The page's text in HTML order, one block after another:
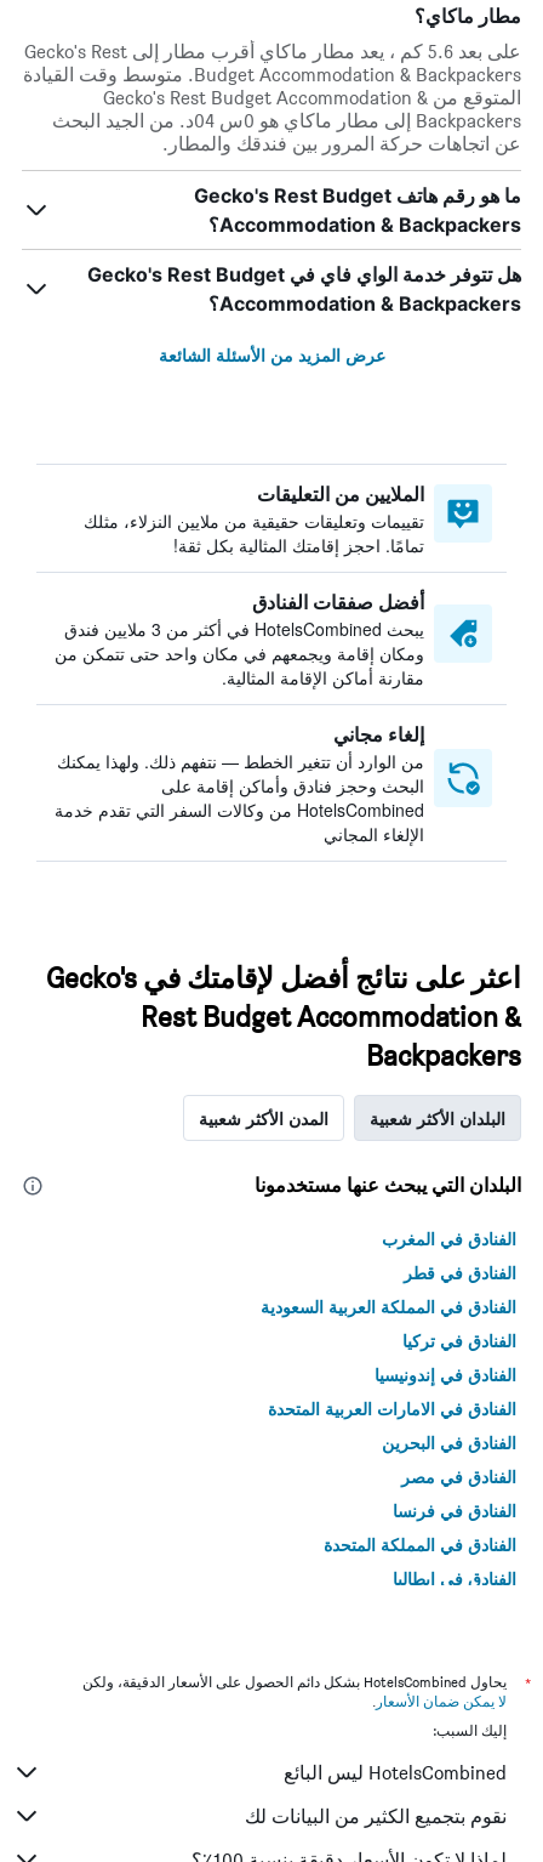
مطار ماكاي؟
على بعد 5.6 كم ، يعد مطار ماكاي أقرب مطار إلى Gecko's Rest
Budget Accommodation & Backpackers. متوسط وقت القيادة
المتوقع من Gecko's Rest Budget Accommodation &
Backpackers إلى مطار ماكاي هو 0س 04د. من الجيد البحث
عن اتجاهات حركة المرور بين فندقك والمطار.
ما هو رقم هاتف Gecko's Rest Budget
Accommodation & Backpackers؟
هل تتوفر خدمة الواي فاي في Gecko's Rest Budget
Accommodation & Backpackers؟
عرض المزيد من الأسئلة الشائعة
الملايين من التعليقات
تقييمات وتعليقات حقيقية من ملايين النزلاء، مثلك
تمامًا. احجز إقامتك المثالية بكل ثقة!
أفضل صفقات الفنادق
يبحث HotelsCombined في أكثر من 3 ملايين فندق
ومكان إقامة ويجمعهم في مكان واحد حتى تتمكن من
مقارنة أماكن الإقامة المثالية.
إلغاء مجاني
من الوارد أن تتغير الخطط — نتفهم ذلك. ولهذا يمكنك
البحث وحجز فنادق وأماكن إقامة على
HotelsCombined من وكالات السفر التي تقدم خدمة
الإلغاء المجاني
اعثر على نتائج أفضل لإقامتك في Gecko's
Rest Budget Accommodation &
Backpackers
البلدان الأكثر شعبية المدن الأكثر شعبية
البلدان التي يبحث عنها مستخدمونا
الفنادق في المغرب
الفنادق في قطر
الفنادق في المملكة العربية السعودية
الفنادق في تركيا
الفنادق في إندونيسيا
الفنادق في الامارات العربية المتحدة
الفنادق في البحرين
الفنادق في مصر
الفنادق في فرنسا
الفنادق في المملكة المتحدة
الفنادق في إيطاليا
*
يحاول HotelsCombined بشكل دائم الحصول على الأسعار الدقيقة، ولكن
لا يمكن ضمان الأسعار .
إليك السبب:
HotelsCombined ليس البائع
نقوم بتجميع الكثير من البيانات لك